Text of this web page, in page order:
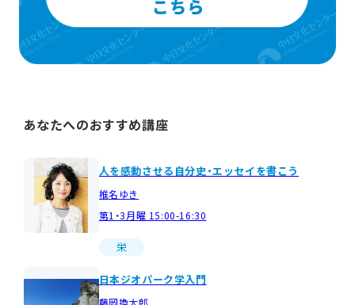
あなたへのおすすめ講座
人を感動させる自分史・エッセイを書こう
椎名ゆき
第1・3月曜 15:00-16:30
栄
日本ジオパーク学入門
藤岡換太郎